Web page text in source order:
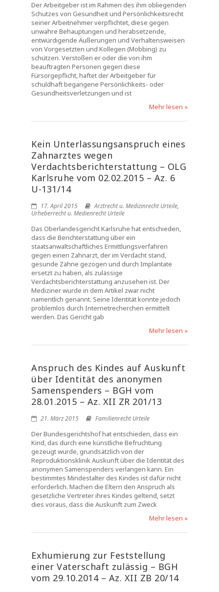
Der Arbeitgeber ist im Rahmen des ihm obliegenden
Schutzes von Gesundheit und Persönlichkeitsrecht
seiner Arbeitnehmer verpflichtet, diese gegen
unwahre Behauptungen und herabsetzende,
entwürdigende Äußerungen und Verhaltensweisen
von Vorgesetzten und Kollegen (Mobbing) zu
schützen. Verstoßen er oder die von ihm
beauftragten Personen gegen diese
Fürsorgepflicht, haftet der Arbeitgeber für
schuldhaft begangene Persönlichkeits- oder
Gesundheitsverletzungen und ist
Mehr lesen »
Kein Unterlassungsanspruch eines
Zahnarztes wegen
Verdachtsberichterstattung – OLG
Karlsruhe vom 02.02.2015 – Az. 6
U-131/14
17. April 2015 Arztrecht u. Medizinrecht Urteile,
Urheberrecht u. Medienrecht Urteile
Das Oberlandesgericht Karlsruhe hat entschieden,
dass die Berichterstattung über ein
staatsanwaltschaftliches Ermittlungsverfahren
gegen einen Zahnarzt, der im Verdacht stand,
gesunde Zähne gezogen und durch Implantate
ersetzt zu haben, als zulässige
Verdachtsberichterstattung anzusehen ist. Der
Mediziner wurde in dem Artikel zwar nicht
namentlich genannt. Seine Identität konnte jedoch
problemlos durch Internetrecherchen ermittelt
werden. Das Gericht gab
Mehr lesen »
Anspruch des Kindes auf Auskunft
über Identität des anonymen
Samenspenders – BGH vom
28.01.2015 – Az. XII ZR 201/13
21. März 2015 Familienrecht Urteile
Der Bundesgerichtshof hat entschieden, dass ein
Kind, das durch eine künstliche Befruchtung
gezeugt wurde, grundsätzlich von der
Reproduktionsklinik Auskunft über die Identität des
anonymen Samenspenders verlangen kann. Ein
bestimmtes Mindestalter des Kindes ist dafür nicht
erforderlich. Machen die Eltern den Anspruch als
gesetzliche Vertreter ihres Kindes geltend, setzt
dies voraus, dass die Auskunft zum Zweck
Mehr lesen »
Exhumierung zur Feststellung
einer Vaterschaft zulässig – BGH
vom 29.10.2014 – Az. XII ZB 20/14